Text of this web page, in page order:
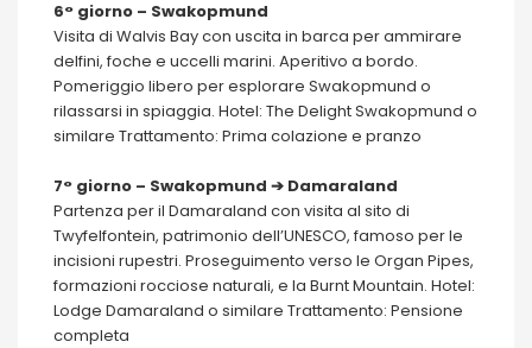
6° giorno – Swakopmund
Visita di Walvis Bay con uscita in barca per ammirare
delfini, foche e uccelli marini. Aperitivo a bordo.
Pomeriggio libero per esplorare Swakopmund o
rilassarsi in spiaggia. Hotel: The Delight Swakopmund o
similare Trattamento: Prima colazione e pranzo
7° giorno – Swakopmund ➔ Damaraland
Partenza per il Damaraland con visita al sito di
Twyfelfontein, patrimonio dell’UNESCO, famoso per le
incisioni rupestri. Proseguimento verso le Organ Pipes,
formazioni rocciose naturali, e la Burnt Mountain. Hotel:
Lodge Damaraland o similare Trattamento: Pensione
completa